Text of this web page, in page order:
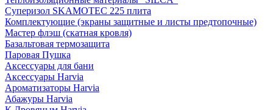
Суперизол SKAMOTEC 225 плита
Комплектующие (экраны защитные и листы предтопочные)
Мастер флэш (скатная кровля)
Базальтовая термозащита
Паровая Пушка
Аксессуары для бани
Аксессуары Harvia
Ароматизаторы Harvia
Абажуры Harvia